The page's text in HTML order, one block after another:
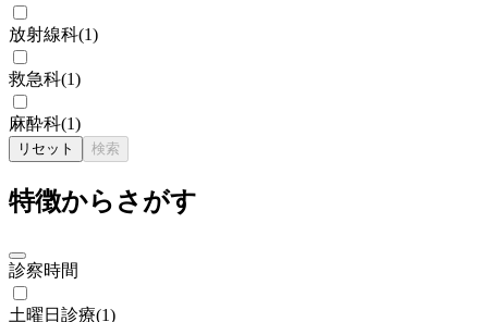
放射線科(1)
救急科(1)
麻酔科(1)
リセット 検索
特徴からさがす
診察時間
土曜日診療(1)